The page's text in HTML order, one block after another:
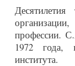
профессии.
1972 года,
института.